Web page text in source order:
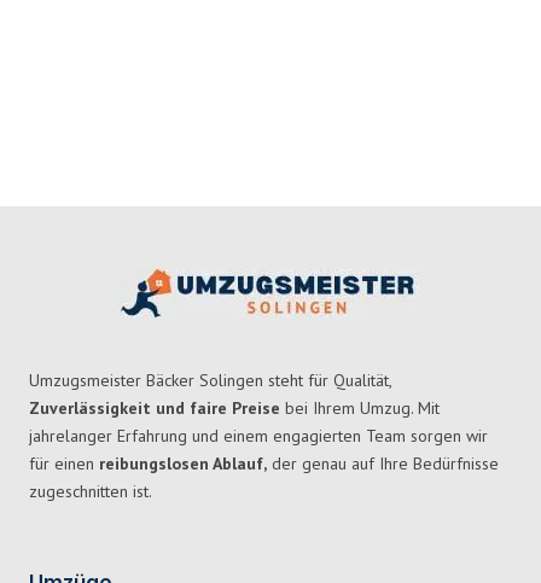
Umzugsmeister Bäcker Solingen steht für Qualität,
Zuverlässigkeit und faire Preise bei Ihrem Umzug. Mit
jahrelanger Erfahrung und einem engagierten Team sorgen wir
für einen reibungslosen Ablauf, der genau auf Ihre Bedürfnisse
zugeschnitten ist.